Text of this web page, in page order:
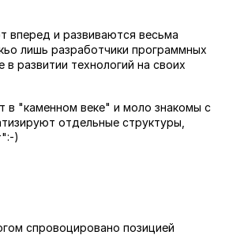
вперед и развиваются весьма
лишь разработчики программных
развитии технологий на своих
в "каменном веке" и моло знакомы с
отдельные структуры,
)
спровоцировано позицией